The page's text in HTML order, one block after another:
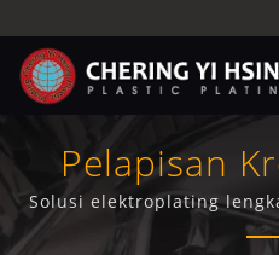
Pelapisan
Untuk
Solusi elektroplating
aftermarket dengan